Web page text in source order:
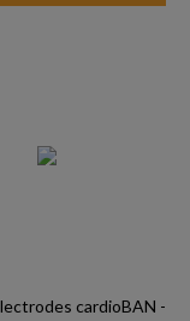
cardioBAN -